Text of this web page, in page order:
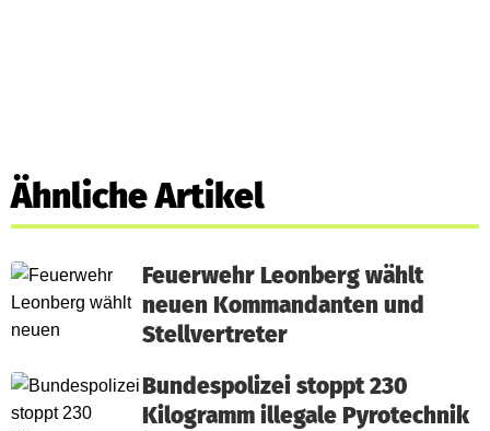
Ähnliche Artikel
Feuerwehr Leonberg wählt
neuen Kommandanten und
Stellvertreter
Bundespolizei stoppt 230
Kilogramm illegale Pyrotechnik